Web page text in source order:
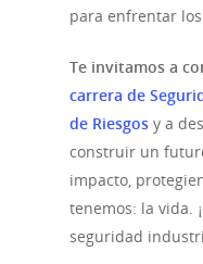
para enfrentar
Te invitamos a
carrera de
de Riesgos y a
construir un
impacto,
tenemos: la vida.
seguridad